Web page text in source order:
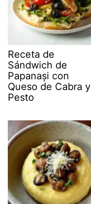
Receta de
Sándwich de
Papanași con
Queso de Cabra y
Pesto